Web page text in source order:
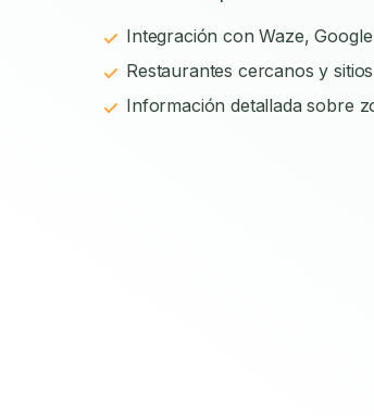
Integración con Waze,
Restaurantes cercanos y
Información detallada sobre